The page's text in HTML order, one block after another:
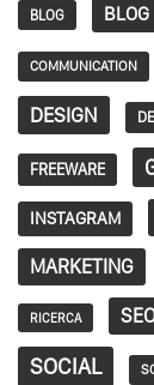
BLOG BLOG
COMMUNICATION
DESIGN
FREEWARE
INSTAGRAM
MARKETING
RICERCA
SOCIAL